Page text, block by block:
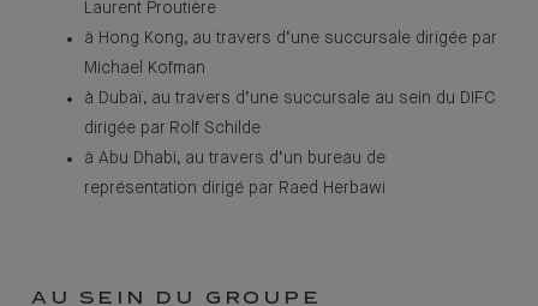
Laurent Proutière
à Hong Kong, au travers d’une succursale dirigée par
Michael Kofman
à Dubaï, au travers d’une succursale au sein du DIFC
dirigée par Rolf Schilde
à Abu Dhabi, au travers d’un bureau de
représentation dirigé par Raed Herbawi
AU SEIN DU GROUPE